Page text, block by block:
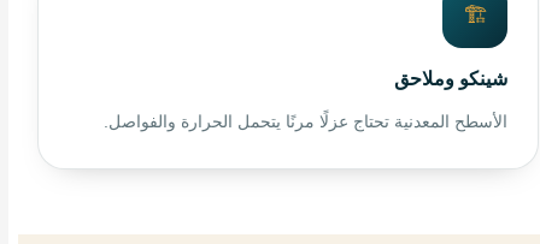
🏗️
شينكو وملاحق
الأسطح المعدنية تحتاج عزلًا مرنًا يتحمل الحرارة والفواصل.